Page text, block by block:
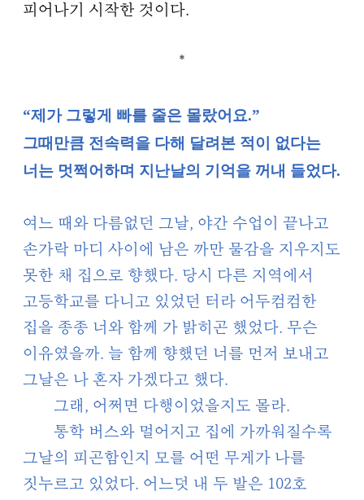
피어나기 시작한 것이다.
*
“제가 그렇게 빠를 줄은 몰랐어요.”
그때만큼 전속력을 다해 달려본 적이 없다는
너는 멋쩍어하며 지난날의 기억을 꺼내 들었다.
여느 때와 다름없던 그날, 야간 수업이 끝나고
손가락 마디 사이에 남은 까만 물감을 지우지도
못한 채 집으로 향했다. 당시 다른 지역에서
고등학교를 다니고 있었던 터라 어두컴컴한
집을 종종 너와 함께 가 밝히곤 했었다. 무슨
이유였을까. 늘 함께 향했던 너를 먼저 보내고
그날은 나 혼자 가겠다고 했다.
그래, 어쩌면 다행이었을지도 몰라.
통학 버스와 멀어지고 집에 가까워질수록
그날의 피곤함인지 모를 어떤 무게가 나를
짓누르고 있었다. 어느덧 내 두 발은 102호